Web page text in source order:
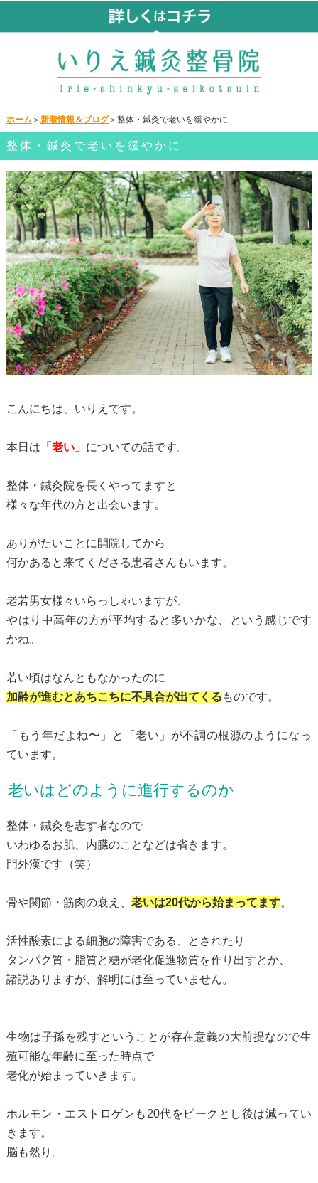
ホーム＞ 新着情報＆ブログ＞整体・鍼灸で老いを緩やかに
整体・鍼灸で老いを緩やかに
こんにちは、いりえです。
本日は 「老い」 についての話です。
整体・鍼灸院を長くやってますと
様々な年代の方と出会います。
ありがたいことに開院してから
何かあると来てくださる患者さんもいます。
老若男女様々いらっしゃいますが、
やはり中高年の方が平均すると多いかな、という感じです
かね。
若い頃はなんともなかったのに
加齢が進むとあちこちに不具合が出てくる ものです。
「もう年だよね〜」と「老い」が不調の根源のようになっ
ています。
老いはどのように進行するのか
整体・鍼灸を志す者なので
いわゆるお肌、内臓のことなどは省きます。
門外漢です（笑）
骨や関節・筋肉の衰え、 老いは20代から始まってます。
活性酸素による細胞の障害である、とされたり
タンパク質・脂質と糖が老化促進物質を作り出すとか、
諸説ありますが、解明には至っていません。
生物は子孫を残すということが存在意義の大前提なので生
殖可能な年齢に至った時点で
老化が始まっていきます。
ホルモン・エストロゲンも20代をピークとし後は減ってい
きます。
脳も然り。